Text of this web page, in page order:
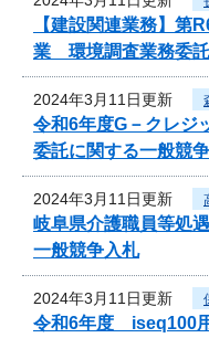
【建設関連業務】第
業 環境調査業務委
2024年3月11日更新
令和6年度G－クレジ
委託に関する一般競
2024年3月11日更新
岐阜県介護職員等処
一般競争入札
2024年3月11日更新
令和6年度 iseq100用